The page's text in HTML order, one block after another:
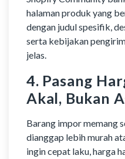
halaman produk yang
dengan judul spesifik,
serta kebijakan
jelas.
4. Pasang
Akal, Bukan
Barang impor memang
dianggap lebih murah
ingin cepat laku, harga